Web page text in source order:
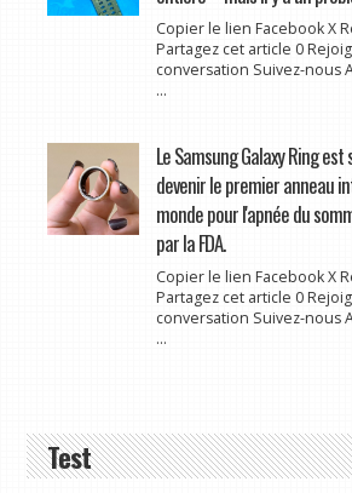
Copier le lien Facebook X
Partagez cet article 0
conversation Suivez-nous
...
Le Samsung Galaxy Ring
devenir le premier anneau
monde pour l'apnée du
par la FDA.
Copier le lien Facebook X
Partagez cet article 0
conversation Suivez-nous
...
Test